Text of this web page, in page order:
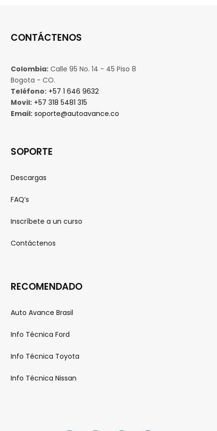
CONTÁCTENOS
Colombia: Calle 95 No. 14 - 45 Piso 8
Bogota - CO.
Teléfono: +57 1 646 9632
Movil: +57 318 5481 315
Email: soporte@autoavance.co
SOPORTE
Descargas
FAQ’s
Inscríbete a un curso
Contáctenos
RECOMENDADO
Auto Avance Brasil
Info Técnica Ford
Info Técnica Toyota
Info Técnica Nissan